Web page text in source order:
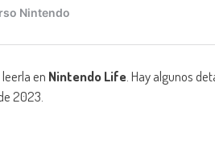
en Nintendo Life. Hay algunos
2023.